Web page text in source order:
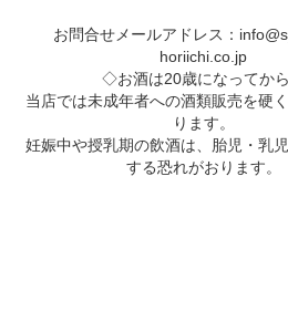
お問合せメールアドレス：
horiichi.co.jp
◇お酒は20歳になってから
当店では未成年者への酒類販売を硬
ります。
妊娠中や授乳期の飲酒は、胎児・乳
する恐れがおります。